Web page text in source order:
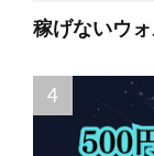
稼げないウ